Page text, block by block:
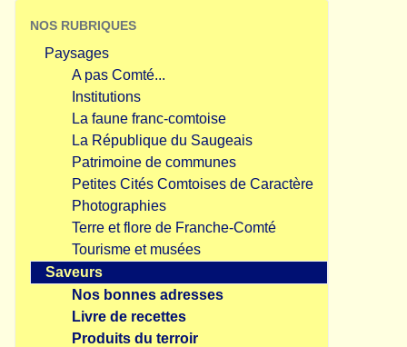
NOS RUBRIQUES
Paysages
A pas Comté...
Institutions
La faune franc-comtoise
La République du Saugeais
Patrimoine de communes
Petites Cités Comtoises de Caractère
Photographies
Terre et flore de Franche-Comté
Tourisme et musées
Saveurs
Nos bonnes adresses
Livre de recettes
Produits du terroir